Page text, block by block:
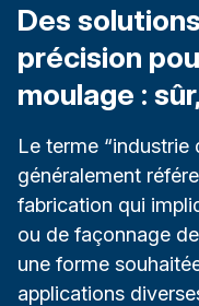
Des
précision
moulage :
Le terme “industrie
généralement
fabrication qui
ou de façonnage
une forme
applications